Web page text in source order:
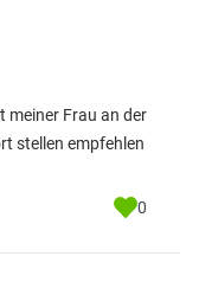
meiner Frau an der
stellen empfehlen
0